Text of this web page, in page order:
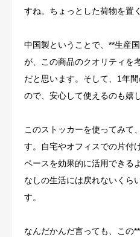
すね。ちょっとした荷物を置
中国製ということで、**生産
が、この商品のクオリティを
だと思います。そして、1年
ので、安心して使えるのも嬉
このストッカーを使ってみて
す。自宅やオフィスでの片付
ペースを効果的に活用できる
なしの生活には戻れないくら
す。
なんだかんだ言っても、この